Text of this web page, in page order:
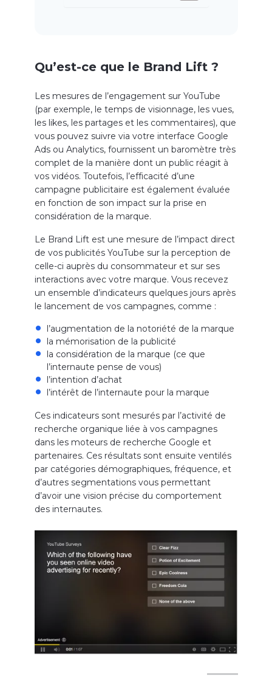
Qu’est-ce que le Brand Lift ?
Les mesures de l’engagement sur YouTube
(par exemple, le temps de visionnage, les vues,
les likes, les partages et les commentaires), que
vous pouvez suivre via votre interface Google
Ads ou Analytics, fournissent un baromètre très
complet de la manière dont un public réagit à
vos vidéos. Toutefois, l’efficacité d’une
campagne publicitaire est également évaluée
en fonction de son impact sur la prise en
considération de la marque.
Le Brand Lift est une mesure de l’impact direct
de vos publicités YouTube sur la perception de
celle-ci auprès du consommateur et sur ses
interactions avec votre marque. Vous recevez
un ensemble d’indicateurs quelques jours après
le lancement de vos campagnes, comme :
l’augmentation de la notoriété de la marque
la mémorisation de la publicité
la considération de la marque (ce que
l’internaute pense de vous)
l’intention d’achat
l’intérêt de l’internaute pour la marque
Ces indicateurs sont mesurés par l’activité de
recherche organique liée à vos campagnes
dans les moteurs de recherche Google et
partenaires. Ces résultats sont ensuite ventilés
par catégories démographiques, fréquence, et
d’autres segmentations vous permettant
d’avoir une vision précise du comportement
des internautes.